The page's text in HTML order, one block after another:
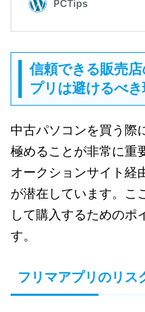
信頼できる販売
プリは避けるべ
中古パソコンを買う際
極めることが非常に重
オークションサイト経
が潜在しています。こ
して購入するためのポ
す。
フリマアプリのリス